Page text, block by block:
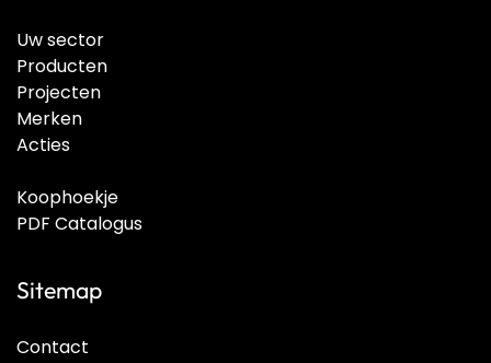
Uw sector
Producten
Projecten
Merken
Acties
Koophoekje
PDF Catalogus
Sitemap
Contact